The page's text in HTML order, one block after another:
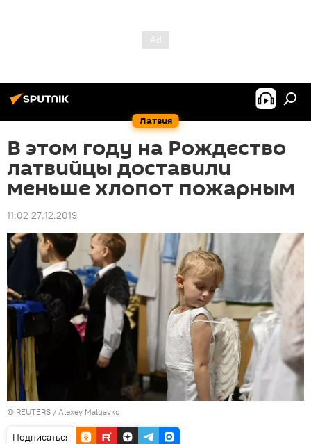
Латвия
В этом году на Рождество
латвийцы доставили
меньше хлопот пожарным
11:02 27.12.2019
© REUTERS / Alexey Malgavko
Подписаться